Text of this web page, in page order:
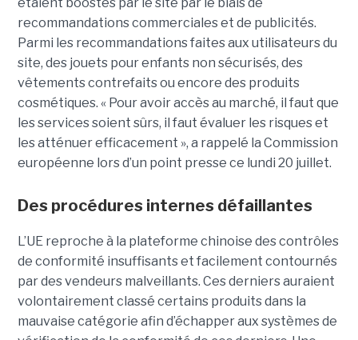
recommandations commerciales et de publicités.
Parmi les recommandations faites aux utilisateurs du
site, des jouets pour enfants non sécurisés, des
vêtements contrefaits ou encore des produits
cosmétiques. « Pour avoir accès au marché, il faut que
les services soient sûrs, il faut évaluer les risques et
les atténuer efficacement », a rappelé la Commission
européenne lors d’un point presse ce lundi 20 juillet.
Des procédures internes défaillantes
L’UE reproche à la plateforme chinoise des contrôles
de conformité insuffisants et facilement contournés
par des vendeurs malveillants. Ces derniers auraient
volontairement classé certains produits dans la
mauvaise catégorie afin d’échapper aux systèmes de